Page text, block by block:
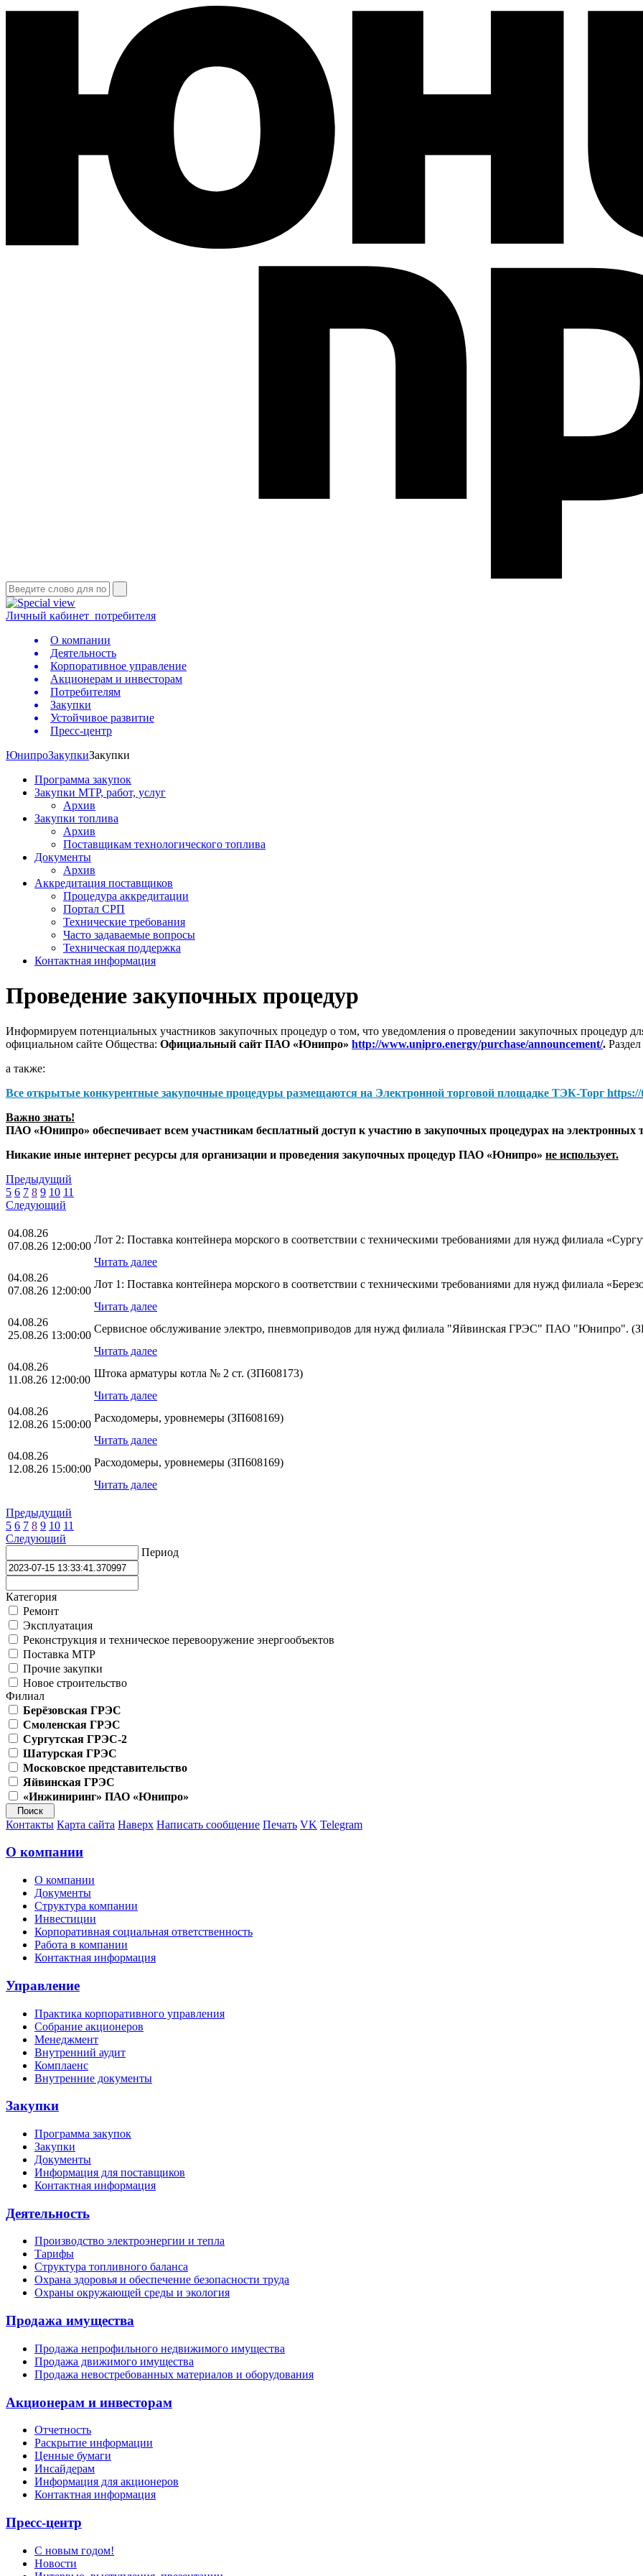
Личный кабинет потребителя
О компании
Деятельность
Корпоративное управление
Акционерам и инвесторам
Потребителям
Закупки
Устойчивое развитие
Пресс-центр
ЮнипроЗакупкиЗакупки
Программа закупок
Закупки МТР, работ, услуг
Архив
Закупки топлива
Архив
Поставщикам технологического топлива
Документы
Архив
Аккредитация поставщиков
Процедура аккредитации
Портал СРП
Технические требования
Часто задаваемые вопросы
Техническая поддержка
Контактная информация
Проведение закупочных процедур
Информируем потенциальных участников закупочных процедур о том, что уведомления о проведении закупочных
официальном сайте Общества: Официальный сайт ПАО «Юнипро» http://www.unipro.energy/purchase/announcement/.
а также:
Все открытые конкурентные закупочные процедуры размещаются на Электронной торговой площадке ТЭК-Торг
Важно знать!
ПАО «Юнипро» обеспечивает всем участникам бесплатный доступ к участию в закупочных процедурах на электронных
Никакие иные интернет ресурсы для организации и проведения закупочных процедур ПАО «Юнипро» не использует.
Предыдущий
5 6 7 8 9 10 11
Следующий
04.08.26
07.08.26 12:00:00
Лот 2: Поставка контейнера морского в соответствии с техническими требованиями для нужд филиала
Читать далее
04.08.26
07.08.26 12:00:00
Лот 1: Поставка контейнера морского в соответствии с техническими требованиями для нужд филиала
Читать далее
04.08.26
25.08.26 13:00:00
Сервисное обслуживание электро, пневмоприводов для нужд филиала "Яйвинская ГРЭС" ПАО "Юнипро".
Читать далее
04.08.26
11.08.26 12:00:00
Штока арматуры котла № 2 ст. (ЗП608173)
Читать далее
04.08.26
12.08.26 15:00:00
Расходомеры, уровнемеры (ЗП608169)
Читать далее
04.08.26
12.08.26 15:00:00
Расходомеры, уровнемеры (ЗП608169)
Читать далее
Предыдущий
5 6 7 8 9 10 11
Следующий
Период
Категория
Ремонт
Эксплуатация
Реконструкция и техническое перевооружение энергообъектов
Поставка МТР
Прочие закупки
Новое строительство
Филиал
Берёзовская ГРЭС
Смоленская ГРЭС
Сургутская ГРЭС-2
Шатурская ГРЭС
Московское представительство
Яйвинская ГРЭС
«Инжиниринг» ПАО «Юнипро»
Контакты Карта сайта Наверх Написать сообщение Печать VK Telegram
О компании
О компании
Документы
Структура компании
Инвестиции
Корпоративная социальная ответственность
Работа в компании
Контактная информация
Управление
Практика корпоративного управления
Собрание акционеров
Менеджмент
Внутренний аудит
Комплаенс
Внутренние документы
Закупки
Программа закупок
Закупки
Документы
Информация для поставщиков
Контактная информация
Деятельность
Производство электроэнергии и тепла
Тарифы
Структура топливного баланса
Охрана здоровья и обеспечение безопасности труда
Охраны окружающей среды и экология
Продажа имущества
Продажа непрофильного недвижимого имущества
Продажа движимого имущества
Продажа невостребованных материалов и оборудования
Акционерам и инвесторам
Отчетность
Раскрытие информации
Ценные бумаги
Инсайдерам
Информация для акционеров
Контактная информация
Пресс-центр
С новым годом!
Новости